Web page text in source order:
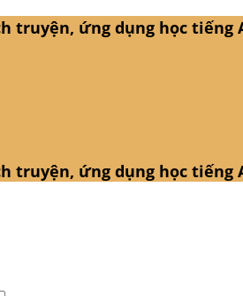
truyện, ứng dụng học
truyện, ứng dụng học